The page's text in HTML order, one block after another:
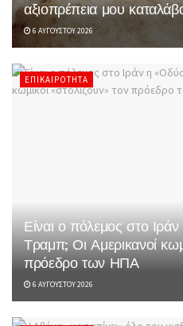
αξιοπρέπεια μου
6 ΑΥΓΟΎΣΤΟΥ 2026
ΕΠΙΚΑΙΡΌΤΗΤΑ
Είναι ο πόλεμος στο
Τραμπ; Οι Αμερικανοί
πρόεδρο των ΗΠΑ
6 ΑΥΓΟΎΣΤΟΥ 2026